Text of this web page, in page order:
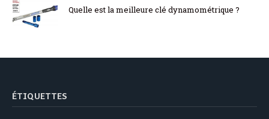
Quelle est la meilleure clé dynamométrique ?
ÉTIQUETTES